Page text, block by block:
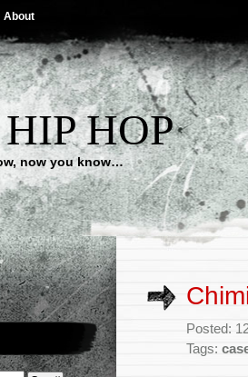
About
HOP
now you know…
Posted:
Tags: